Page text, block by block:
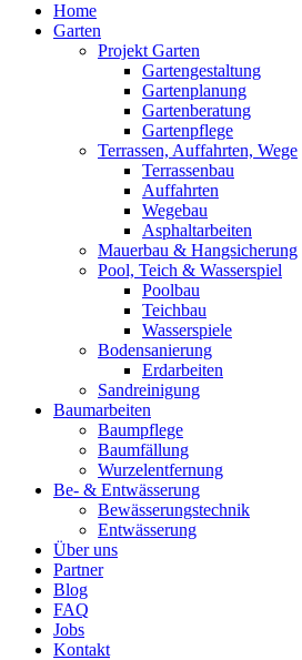
Home
Garten
Projekt Garten
Gartengestaltung
Gartenplanung
Gartenberatung
Gartenpflege
Terrassen, Auffahrten, Wege
Terrassenbau
Auffahrten
Wegebau
Asphaltarbeiten
Mauerbau & Hangsicherung
Pool, Teich & Wasserspiel
Poolbau
Teichbau
Wasserspiele
Bodensanierung
Erdarbeiten
Sandreinigung
Baumarbeiten
Baumpflege
Baumfällung
Wurzelentfernung
Be- & Entwässerung
Bewässerungstechnik
Entwässerung
Über uns
Partner
Blog
FAQ
Jobs
Kontakt